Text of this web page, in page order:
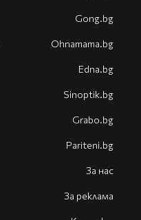
Gong.bg
Оhnamama.bg
Edna.bg
Sinoptik.bg
Grabo.bg
Pariteni.bg
За нас
За реклама